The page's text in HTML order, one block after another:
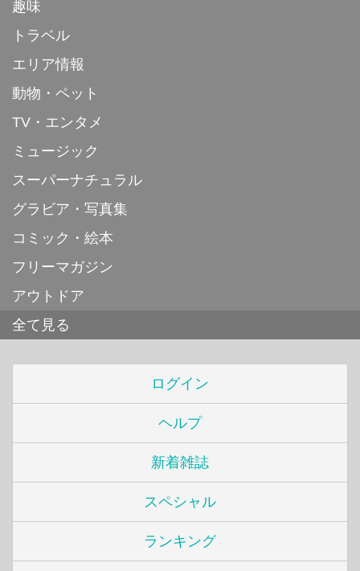
趣味
トラベル
エリア情報
動物・ペット
TV・エンタメ
ミュージック
スーパーナチュラル
グラビア・写真集
コミック・絵本
フリーマガジン
アウトドア
全て見る
ログイン
ヘルプ
新着雑誌
スペシャル
ランキング